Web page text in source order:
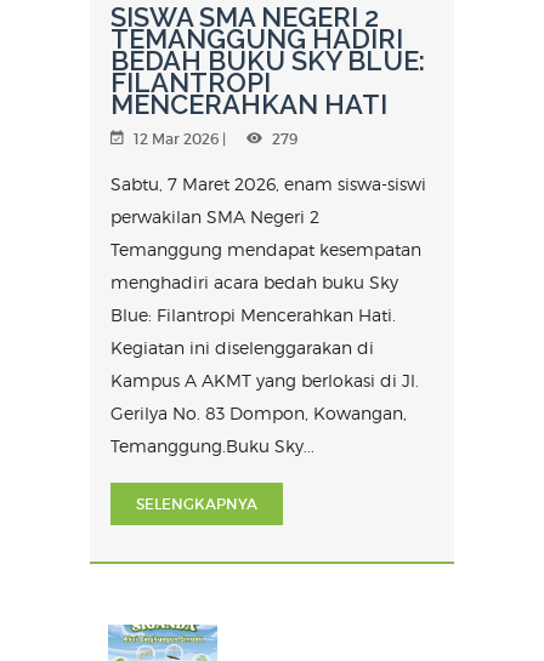
SISWA SMA NEGERI 2
TEMANGGUNG HADIRI
BEDAH BUKU SKY BLUE:
FILANTROPI
MENCERAHKAN HATI
12 Mar 2026 | 279
Sabtu, 7 Maret 2026, enam siswa-siswi
perwakilan SMA Negeri 2
Temanggung mendapat kesempatan
menghadiri acara bedah buku Sky
Blue: Filantropi Mencerahkan Hati.
Kegiatan ini diselenggarakan di
Kampus A AKMT yang berlokasi di Jl.
Gerilya No. 83 Dompon, Kowangan,
Temanggung.Buku Sky...
SELENGKAPNYA